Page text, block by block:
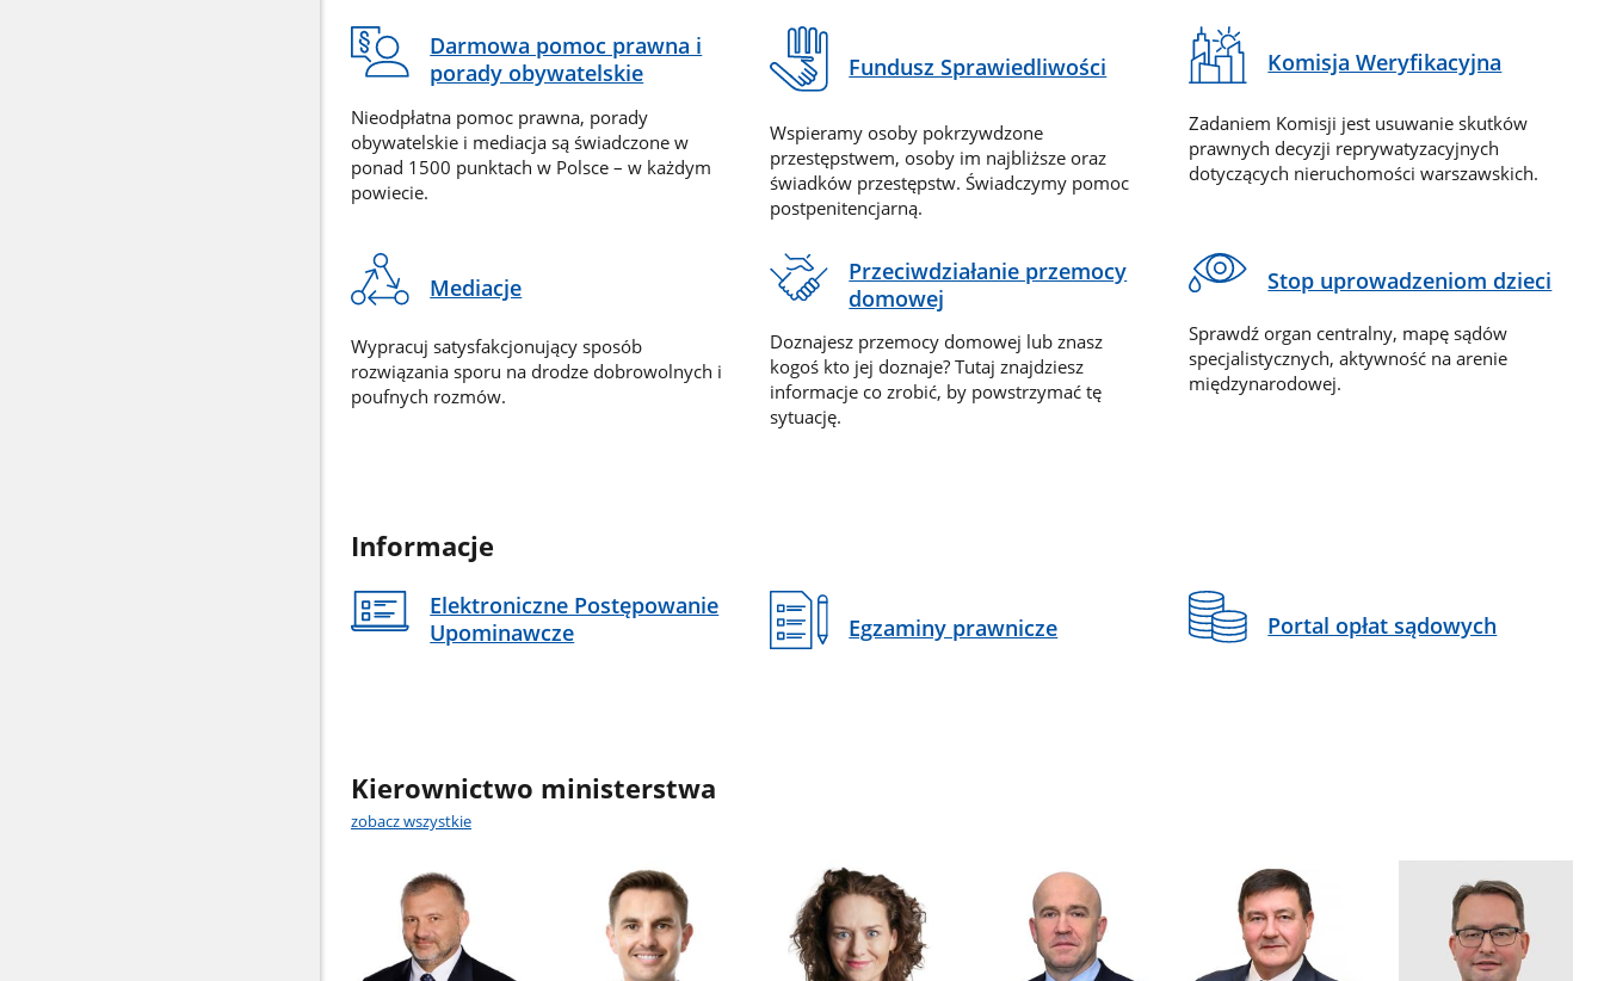
Darmowa pomoc prawna i
porady obywatelskie
Nieodpłatna pomoc prawna, porady
obywatelskie i mediacja są świadczone w
ponad 1500 punktach w Polsce – w każdym
powiecie.
Fundusz Sprawiedliwości
Wspieramy osoby pokrzywdzone
przestępstwem, osoby im najbliższe oraz
świadków przestępstw. Świadczymy pomoc
postpenitencjarną.
Komisja Weryfikacyjna
Zadaniem Komisji jest usuwanie skutków
prawnych decyzji reprywatyzacyjnych
dotyczących nieruchomości warszawskich.
Mediacje
Wypracuj satysfakcjonujący sposób
rozwiązania sporu na drodze dobrowolnych i
poufnych rozmów.
Przeciwdziałanie przemocy
domowej
Doznajesz przemocy domowej lub znasz
kogoś kto jej doznaje? Tutaj znajdziesz
informacje co zrobić, by powstrzymać tę
sytuację.
Stop uprowadzeniom dzieci
Sprawdź organ centralny, mapę sądów
specjalistycznych, aktywność na arenie
międzynarodowej.
Informacje
Elektroniczne Postępowanie
Upominawcze
Egzaminy prawnicze Portal opłat sądowych
Kierownictwo ministerstwa
zobacz wszystkie